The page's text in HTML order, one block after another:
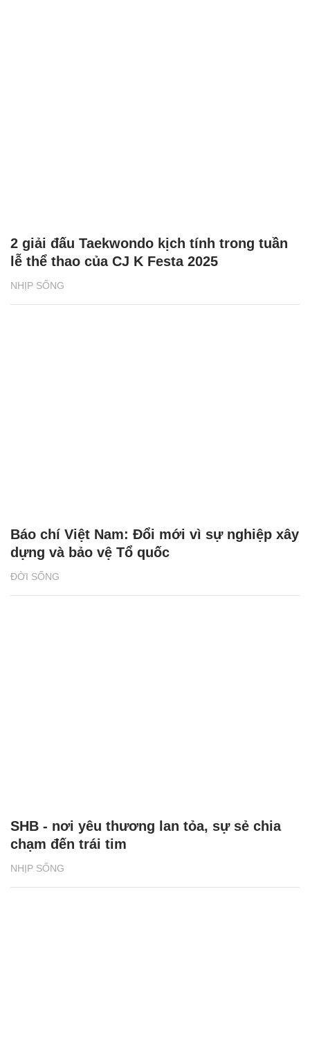
NHỊP SỐNG
2 giải đấu Taekwondo kịch tính trong tuần
lễ thể thao của CJ K Festa 2025
ĐỜI SỐNG
Báo chí Việt Nam: Đổi mới vì sự nghiệp xây
dựng và bảo vệ Tổ quốc
NHỊP SỐNG
SHB - nơi yêu thương lan tỏa, sự sẻ chia
chạm đến trái tim